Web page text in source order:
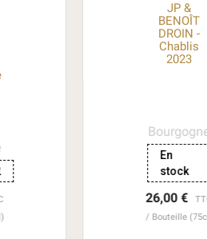
JP &
BENOÎT
DROIN -
Chablis
2023
En
stock
26,00 €
Bouteille